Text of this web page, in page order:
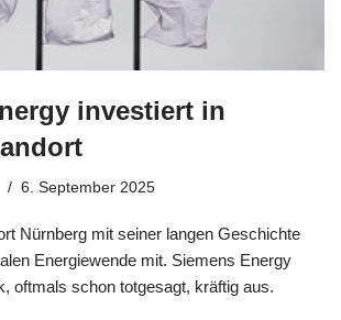
investiert in
6. September 2025
Nürnberg mit seiner langen Geschichte
Energiewende mit. Siemens Energy
oftmals schon totgesagt, kräftig aus.